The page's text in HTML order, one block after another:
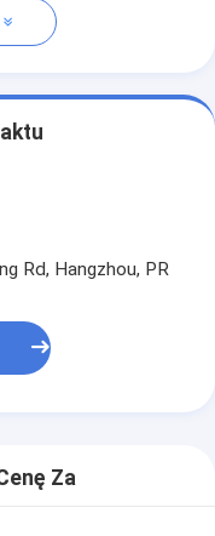
Rd, Hangzhou, PR
Za